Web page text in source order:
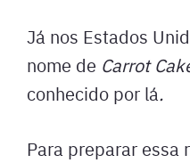
Já nos Estados
nome de Carrot
conhecido por lá.
Para preparar essa